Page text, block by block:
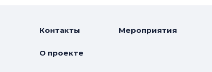
Контакты
О проекте
Мероприятия